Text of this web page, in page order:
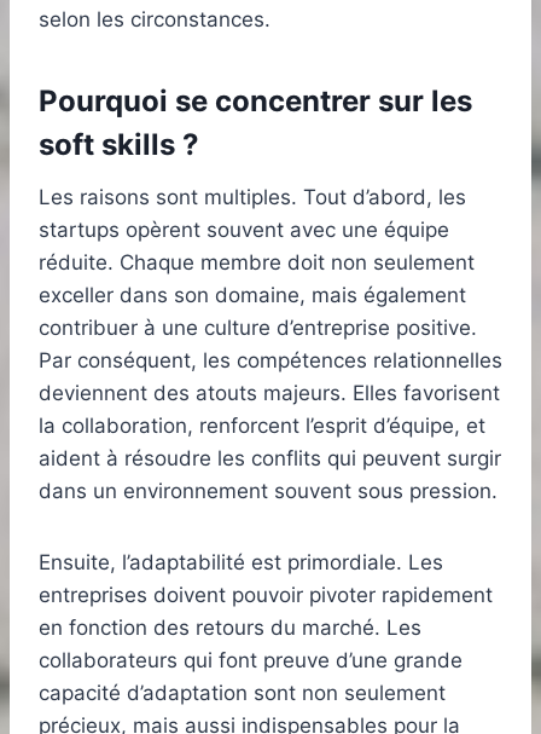
selon les circonstances.
Pourquoi se concentrer sur les
soft skills ?
Les raisons sont multiples. Tout d’abord, les
startups opèrent souvent avec une équipe
réduite. Chaque membre doit non seulement
exceller dans son domaine, mais également
contribuer à une culture d’entreprise positive.
Par conséquent, les compétences relationnelles
deviennent des atouts majeurs. Elles favorisent
la collaboration, renforcent l’esprit d’équipe, et
aident à résoudre les conflits qui peuvent surgir
dans un environnement souvent sous pression.
Ensuite, l’adaptabilité est primordiale. Les
entreprises doivent pouvoir pivoter rapidement
en fonction des retours du marché. Les
collaborateurs qui font preuve d’une grande
capacité d’adaptation sont non seulement
précieux, mais aussi indispensables pour la